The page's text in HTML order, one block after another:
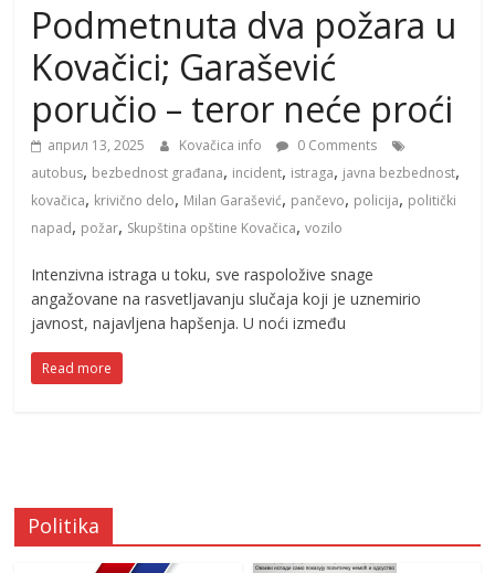
Podmetnuta dva požara u
Kovačici; Garašević
poručio – teror neće proći
април 13, 2025 Kovačica info
0 Comments
autobus, bezbednost građana, incident, istraga, javna bezbednost,
kovačica, krivično delo, Milan Garašević, pančevo, policija, politički
napad, požar, Skupština opštine Kovačica,vozilo
Intenzivna istraga u toku, sve raspoložive snage
angažovane na rasvetljavanju slučaja koji je uznemirio
javnost, najavljena hapšenja. U noći između
Read more
Politika